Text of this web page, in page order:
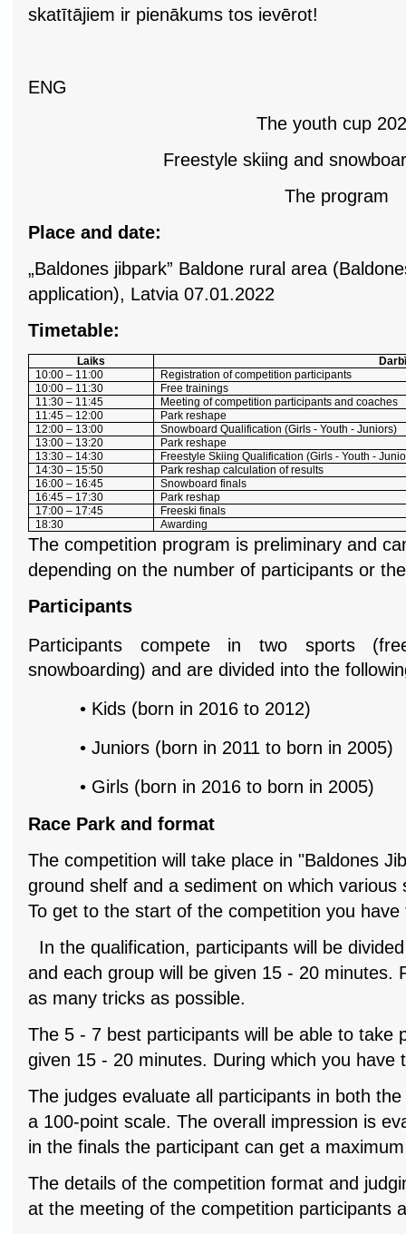
skatītājiem ir pienākums tos ievērot!
ENG
The youth cup
Freestyle skiing and
The program
Place and date:
„Baldones jibpark” Baldone rural area
application), Latvia 07.01.2022
Timetable:
Laiks
10:00 – 11:00
Registration of competition participants
10:00 – 11:30
Free trainings
11:30 – 11:45
Meeting of competition participants and coaches
11:45 – 12:00
Park reshape
12:00 – 13:00
Snowboard Qualification (Girls - Youth - Juniors)
13:00 – 13:20
Park reshape
13:30 – 14:30
Freestyle Skiing Qualification (Girls - Youth -
14:30 – 15:50
Park reshap calculation of results
16:00 – 16:45
Snowboard finals
16:45 – 17:30
Park reshap
17:00 – 17:45
Freeski finals
18:30
Awarding
The competition program is preliminary and
depending on the number of participants or
Participants
Participants compete in two sports
snowboarding) and are divided into the
• Kids (born in 2016 to 2012)
• Juniors (born in 2011 to born in 2005)
• Girls (born in 2016 to born in 2005)
Race Park and format
The competition will take place in "Baldones
ground shelf and a sediment on which various
To get to the start of the competition you
In the qualification, participants will be
and each group will be given 15 - 20 minutes.
as many tricks as possible.
The 5 - 7 best participants will be able to take
given 15 - 20 minutes. During which you
The judges evaluate all participants in both
a 100-point scale. The overall impression is
in the finals the participant can get a
The details of the competition format and
at the meeting of the competition participants